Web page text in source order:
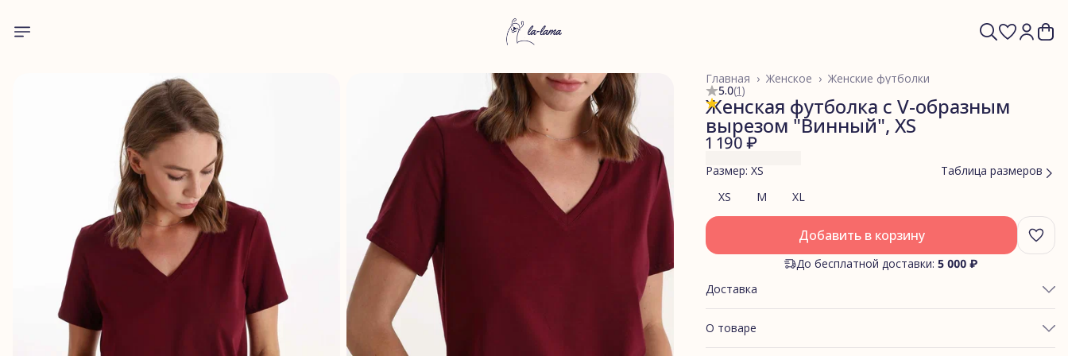
Женские футболки
Женское ›
Главная ›
5.0(1)
Женская футболка с V-образным
вырезом "Винный", XS
1 190 ₽
Размер: XS
Таблица размеров
XS
M XL
Добавить в корзину
До бесплатной доставки: 5 000 ₽
Доставка
О товаре